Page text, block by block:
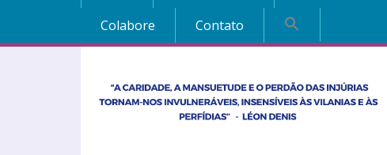
Colabore
Contato